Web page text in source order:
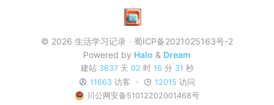
© 2026 生活学习记录
蜀ICP备2021025163号-2
Powered by Halo & Dream
建站 3637 天 02 时 16 分 31 秒
11663 访客 12015 访问
川公网安备51012202001468号